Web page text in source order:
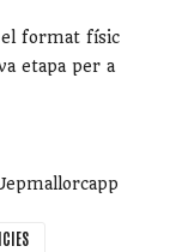
format físic
etapa per a